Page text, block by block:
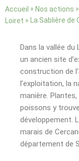
Accueil » Nos actions »
Loiret » La Sablière
Dans la vallée
un ancien site
construction de
l’exploitation, la
manière.
poissons y
développement.
marais de
département de